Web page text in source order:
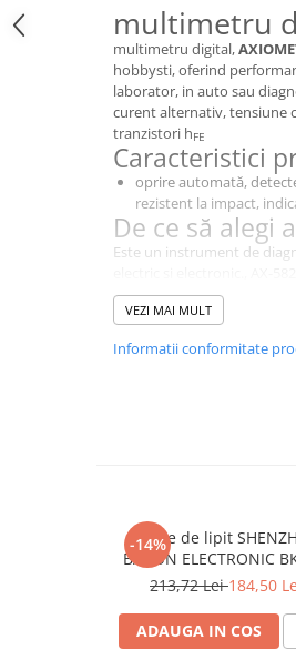
multimetru
multimetru digital,
hobbysti, oferind
laborator, in auto sau
curent alternativ, tensiune
tranzistori hFE
Caracteristici
oprire automată,
rezistent la impact,
De ce să alegi
Este un instrument de
laborator, industriale și
Specificații
Caracteristică
Detalii
afișare
Interval de
măsurare a
tensiunii DC
Precizia ±(0,5%
VEZI MAI MULT
Informatii conformitate
-14%
Stație de lipit
BAKON ELECTRONIC
200...480°C control
213,72 Lei184,50
ADAUGA IN COS